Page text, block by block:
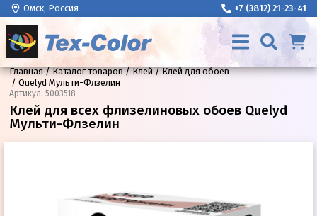
Омск, Россия +7 (3812) 21-23-41
Главная Каталог товаров Клей
Клей для обоев
Quelyd Мульти-Флзелин
Артикул: 5003518
Клей для всех флизелиновых обоев Quelyd
Мульти-Флзелин